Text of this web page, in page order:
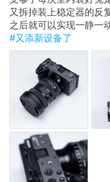
又拆掉装上稳定器的反
之后就可以实现一静一
#又添新设备了